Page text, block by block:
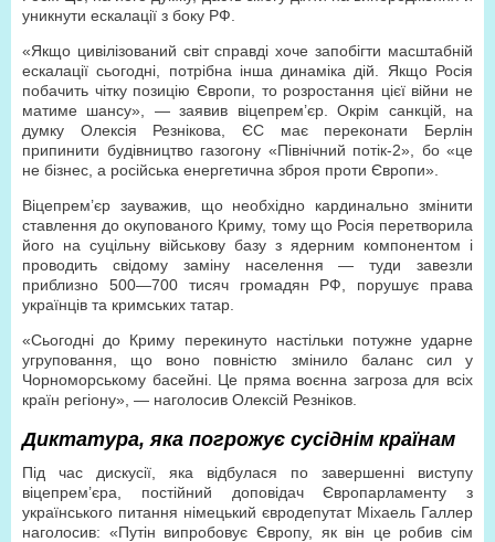
уникнути ескалації з боку РФ.
«Якщо цивілізований світ справді хоче запобігти масштабній
ескалації сьогодні, потрібна інша динаміка дій. Якщо Росія
побачить чітку позицію Європи, то розростання цієї війни не
матиме шансу», — заявив віцепрем’єр. Окрім санкцій, на
думку Олексія Резнікова, ЄС має переконати Берлін
припинити будівництво газогону «Північний потік-2», бо «це
не бізнес, а російська енергетична зброя проти Європи».
Віцепрем’єр зауважив, що необхідно кардинально змінити
ставлення до окупованого Криму, тому що Росія перетворила
його на суцільну військову базу з ядерним компонентом і
проводить свідому заміну населення — туди завезли
приблизно 500—700 тисяч громадян РФ, порушує права
українців та кримських татар.
«Сьогодні до Криму перекинуто настільки потужне ударне
угруповання, що воно повністю змінило баланс сил у
Чорноморському басейні. Це пряма воєнна загроза для всіх
країн регіону», — наголосив Олексій Резніков.
Диктатура, яка погрожує сусіднім країнам
Під час дискусії, яка відбулася по завершенні виступу
віцепрем’єра, постійний доповідач Європарламенту з
українського питання німецький євродепутат Міхаель Галлер
наголосив: «Путін випробовує Європу, як він це робив сім